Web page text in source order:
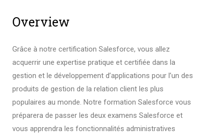
Overview
Grâce à notre certification Salesforce, vous allez
acquerrir une expertise pratique et certifiée dans la
gestion et le développement d’applications pour l’un des
produits de gestion de la relation client les plus
populaires au monde. Notre formation Salesforce vous
préparera de passer les deux examens Salesforce et
vous apprendra les fonctionnalités administratives